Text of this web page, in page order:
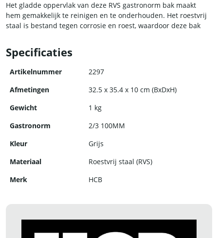
Het gladde oppervlak van deze RVS gastronorm bak maakt
hem gemakkelijk te reinigen en te onderhouden. Het roestvrij
staal is bestand tegen corrosie en roest, waardoor deze bak
Kies voor kwaliteit en duurzaamheid met de RVS gastronorm
bak van HCB.
Specificaties
Artikelnummer
2297
Afmetingen
32.5 x 35.4 x 10 cm (BxDxH)
Gewicht
1 kg
Gastronorm
2/3 100MM
Kleur
Grijs
Materiaal
Roestvrij staal (RVS)
Merk
HCB